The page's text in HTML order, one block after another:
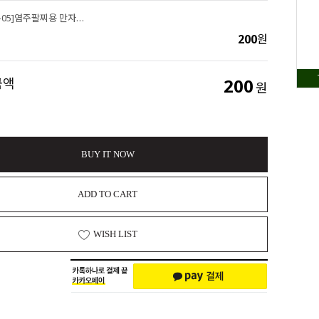
싼비즈 [7372-05]염주팔찌용 만자론델 4x8mm 은엔틱 ,1개
200원
200원
BUY IT NOW
ADD TO CART
WISH LIST